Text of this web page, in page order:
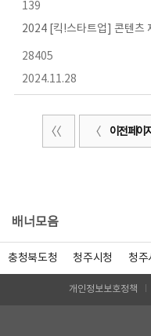
139
2024 [킥!스타트업] 콘텐츠
28405
2024.11.28
이전 페이지
배너모음
충청북도청 청주시청 청주
개인정보보호정책